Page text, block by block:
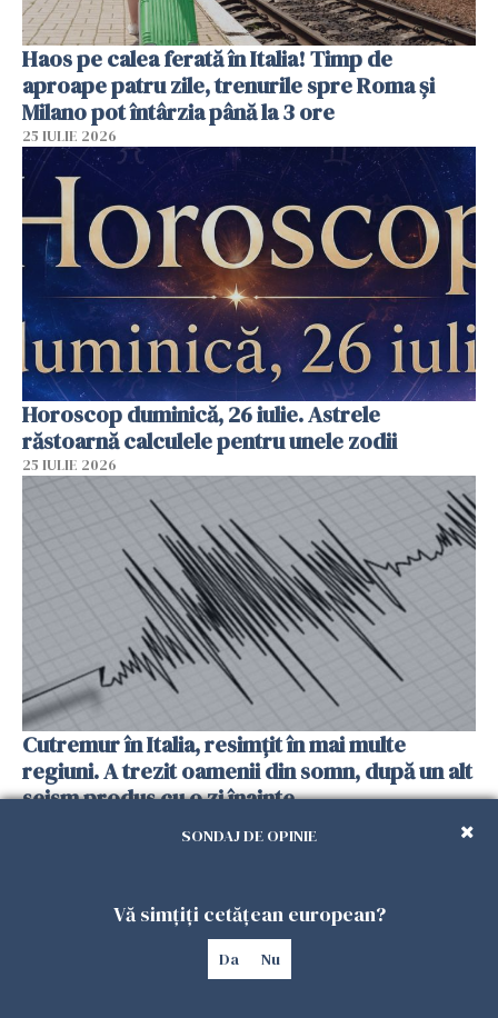
Haos pe calea ferată în Italia! Timp de
aproape patru zile, trenurile spre Roma și
Milano pot întârzia până la 3 ore
25 IULIE 2026
Horoscop duminică, 26 iulie. Astrele
răstoarnă calculele pentru unele zodii
25 IULIE 2026
Cutremur în Italia, resimțit în mai multe
regiuni. A trezit oamenii din somn, după un alt
seism produs cu o zi înainte
SONDAJ DE OPINIE
Vă simțiți cetățean european?
Da Nu